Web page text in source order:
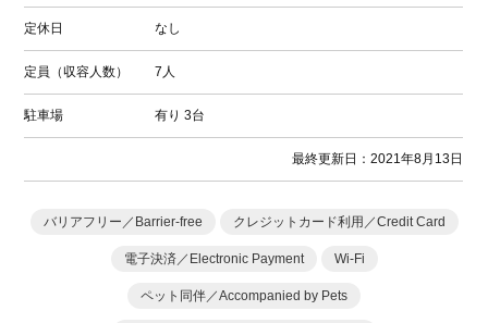
定休日 なし
定員（収容人数） 7人
駐車場 有り3台
最終更新日：2021年8月13日
バリアフリー／Barrier-free クレジットカード利用／Credit Card
電子決済／Electronic Payment Wi-Fi
ペット同伴／Accompanied by Pets